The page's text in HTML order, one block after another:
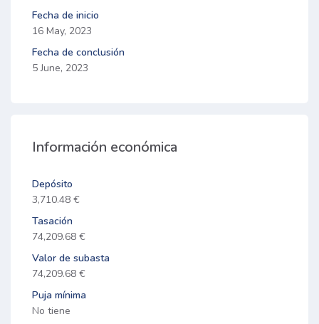
Fecha de inicio
16 May, 2023
Fecha de conclusión
5 June, 2023
Información económica
Depósito
3,710.48 €
Tasación
74,209.68 €
Valor de subasta
74,209.68 €
Puja mínima
No tiene